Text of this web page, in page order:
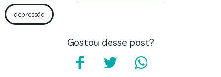
depressão
Gostou desse post?